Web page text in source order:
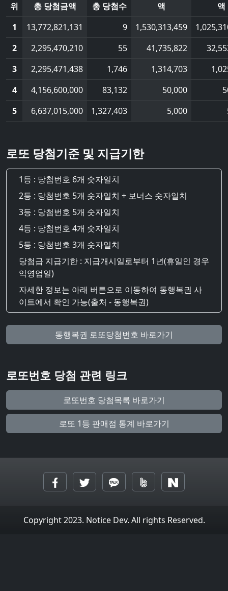
위
총 당첨금액 총 당첨수
액
액
1
13,772,821,131 9 1,530,313,459
2
2,295,470,210 55 41,735,822
3
2,295,471,438 1,746 1,314,703
4
4,156,600,000 83,132 50,000
5
6,637,015,000 1,327,403 5,000
로또 당첨기준 및 지급기한
1등 : 당첨번호 6개 숫자일치
2등 : 당첨번호 5개 숫자일치 + 보너스 숫자일치
3등 : 당첨번호 5개 숫자일치
4등 : 당첨번호 4개 숫자일치
5등 : 당첨번호 3개 숫자일치
당첨급 지급기한 : 지급개시일로부터 1년(휴일인 경우
익영업일)
자세한 정보는 아래 버튼으로 이동하여 동행복권 사
이트에서 확인 가능(출처 - 동행복권)
동행복권 로또당첨번호 바로가기
로또번호 당첨 관련 링크
로또번호 당첨목록 바로가기
로또 1등 판매점 통계 바로가기
Copyright 2023. Notice Dev. All rights Reserved.